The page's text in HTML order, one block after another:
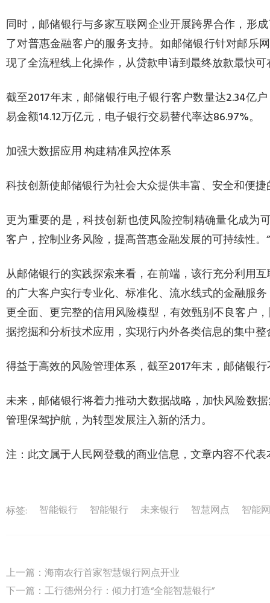
同时，邮储银行与多家互联网企业开展跨界合作，形
了对普惠金融客户的服务支持。如邮储银行针对邮乐
现了全流程线上化操作，从贷款申请到最终放款最快
截至2017年末，邮储银行电子银行客户数量达2.34亿
易金额14.12万亿元，电子银行交易替代率达86.97%。
加强大数据应用 构建精准风控体系
科技创新使邮储银行为社会大众提供丰富、安全和便
更为重要的是，科技创新也使风险控制精确量化成为
客户，控制业务风险，提高普惠金融发展的可持续性
从邮储银行的实践探索来看，在前端，该行充分利用
的广大客户实行专业化、标准化、流水线式的金融服
更全面、更完整的信用风险模型，有效甄别不良客户
据挖掘和分析技术应用，实现行内外各类信息的集中
得益于高效的风险管理体系，截至2017年末，邮储银
未来，邮储银行将着力推动大数据战略，加快风险数
管理保驾护航，为转型发展注入新的活力。
注：此文属于人民网登载的商业信息，文章内容不代
标签: 智能银行 智能银行 未来银行 智慧网点 智能
上一篇： 海南农行首家智慧银行网点开业
下一篇： 工行德州分行：倾力打造“全能智慧银行”